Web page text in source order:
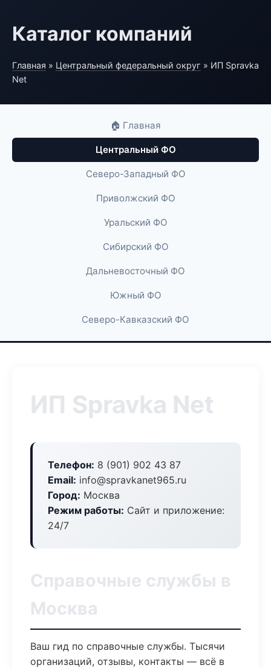
Каталог компаний
Главная » Центральный федеральный округ » ИП Spravka
Net
🏠 Главная
Центральный ФО
Северо-Западный ФО
Приволжский ФО
Уральский ФО
Сибирский ФО
Дальневосточный ФО
Южный ФО
Северо-Кавказский ФО
ИП Spravka Net
Телефон: 8 (901) 902 43 87
Email: info@spravkanet965.ru
Город: Москва
Режим работы: Сайт и приложение:
24/7
Справочные службы в
Москва
Ваш гид по справочные службы. Тысячи
организаций, отзывы, контакты — всё в